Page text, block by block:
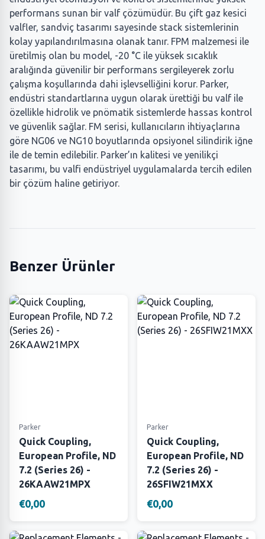
performans sunan bir valf çözümüdür. Bu çift gaz kesici
valfler, sandviç tasarımı sayesinde stack sistemlerinin
kolay yapılandırılmasına olanak tanır. FPM malzemesi ile
üretilmiş olan bu model, -20 °C ile yüksek sıcaklık
aralığında güvenilir bir performans sergileyerek zorlu
çalışma koşullarında dahi işlevselliğini korur. Parker,
endüstri standartlarına uygun olarak ürettiği bu valf ile
özellikle hidrolik ve pnömatik sistemlerde hassas kontrol
ve güvenlik sağlar. FM serisi, kullanıcıların ihtiyaçlarına
göre NG06 ve NG10 boyutlarında opsiyonel silindirik iğne
ile de temin edilebilir. Parker’ın kalitesi ve yenilikçi
tasarımı, bu valfi endüstriyel uygulamalarda tercih edilen
bir çözüm haline getiriyor.
Benzer Ürünler
Parker
Quick Coupling,
European Profile, ND
7.2 (Series 26) -
26KAAW21MPX
€0,00
Parker
Quick Coupling,
European Profile, ND
7.2 (Series 26) -
26SFIW21MXX
€0,00